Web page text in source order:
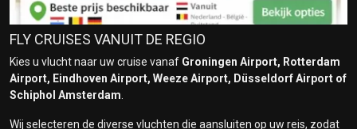
FLY CRUISES VANUIT DE REGIO
Kies u vlucht naar uw cruise vanaf Groningen Airport, Rotterdam
Airport, Eindhoven Airport, Weeze Airport, Düsseldorf Airport of
Schiphol Amsterdam
Wij selecteren de diverse vluchten die aansluiten op uw reis, zodat